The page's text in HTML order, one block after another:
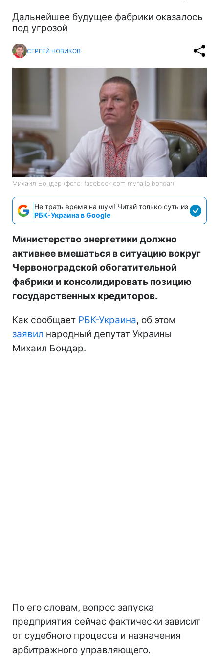
Дальнейшее будущее фабрики оказалось
под угрозой
СЕРГЕЙ НОВИКОВ
Михаил Бондар (фото: facebook.com myhajlo.bondar)
Не трать время на шум! Читай только суть из
РБК-Украина в Google
Министерство энергетики должно
активнее вмешаться в ситуацию вокруг
Червоноградской обогатительной
фабрики и консолидировать позицию
государственных кредиторов.
Как сообщает РБК-Украина, об этом
заявил народный депутат Украины
Михаил Бондар.
По его словам, вопрос запуска
предприятия сейчас фактически зависит
от судебного процесса и назначения
арбитражного управляющего.